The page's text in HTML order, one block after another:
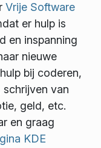
Vrije Software
er hulp is
en inspanning
nieuwe
bij coderen,
schrijven van
geld, etc.
en graag
KDE